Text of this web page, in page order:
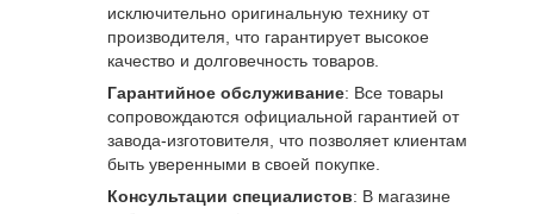
исключительно оригинальную технику от
производителя, что гарантирует высокое
качество и долговечность товаров.
Гарантийное обслуживание: Все товары
сопровождаются официальной гарантией от
завода-изготовителя, что позволяет клиентам
быть уверенными в своей покупке.
Консультации специалистов: В магазине